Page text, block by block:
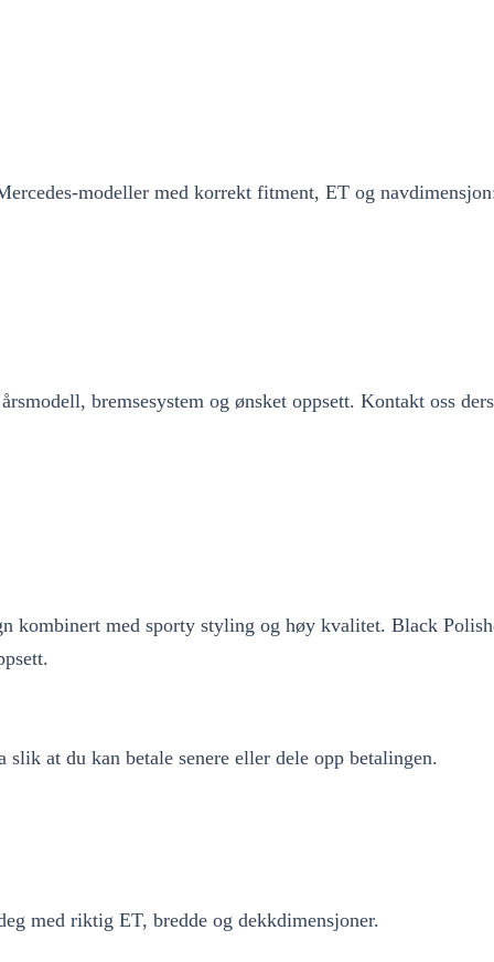
modeller med korrekt fitment, ET og
bremsesystem og ønsket oppsett. Kontakt oss
kombinert med sporty styling og høy kvalitet. Black
at du kan betale senere eller dele opp betalingen.
med riktig ET, bredde og dekkdimensjoner.